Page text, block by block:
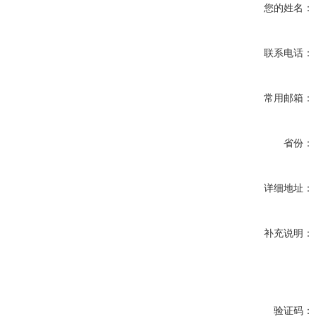
您的姓名：
联系电话：
常用邮箱：
省份：
详细地址：
补充说明：
验证码：